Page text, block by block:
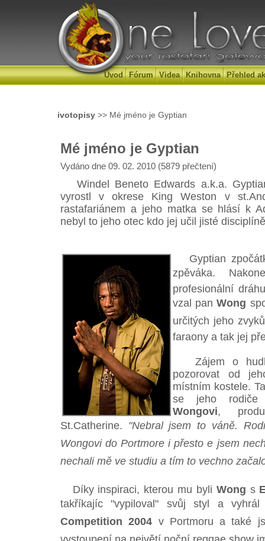
Úvod Fórum Videa Knihovna Přehled
ivotopisy >> Mé jméno je Gyptian
Mé jméno je Gyptian
Vydáno dne 09. 02. 2010 (5879 přečtení)
Windel Beneto Edwards a.k.a.
vyrostl v okrese King Weston v
rastafariánem a jeho matka se hlásí k
nebyl to jeho otec kdo jej učil jisté
Gyptian
zpěváka.
profesionální
vzal panWong
určitých jeho
faraony a tak jej
Zájem o
pozorovat od
místním kostele.
se jeho rodiče
Wongovi,
St.Catherine. "Nebral jsem to váně.
Wongovi do Portmore i přesto e jsem
nechali mě ve studiu a tím to vechno
Díky inspiraci, kterou mu byli Wong s
takříkajíc "vypiloval" svůj styl a vyhrál
Competition 2004 v Portmoru a také